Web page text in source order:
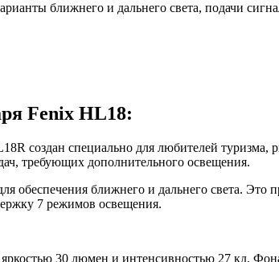
ближнего и дальнего света, подачи
Fenix HL18:
создан специально для любителей туризма,
требующих дополнительного освещения.
обеспечения ближнего и дальнего света.
7 режимов освещения.
30 люмен и интенсивностью 27 кд.